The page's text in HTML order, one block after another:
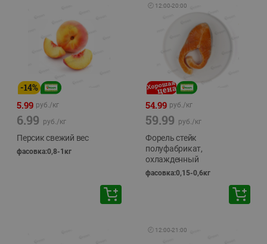
-14%
5.99 руб./кг
6.99 руб./кг
Персик свежий вес
фасовка:0,8-1кг
🕘 12:00-20:00
54.99 руб./кг
59.99 руб./кг
Форель стейк
полуфабрикат,
охлажденный
фасовка:0,15-0,6кг
🕘 12:00-21:00